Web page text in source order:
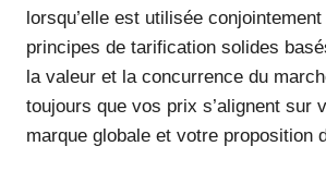
lorsqu’elle est utilisée
principes de tarification solides
la valeur et la concurrence du
toujours que vos prix s’alignent sur
marque globale et votre proposition